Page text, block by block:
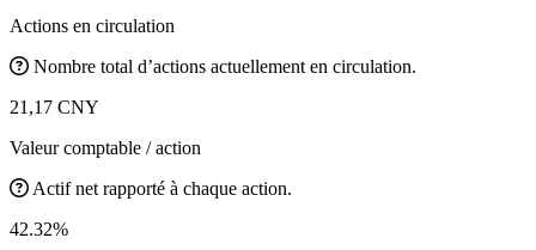
Actions en circulation
Nombre total d’actions actuellement en circulation.
21,17 CNY
Valeur comptable / action
Actif net rapporté à chaque action.
42.32%